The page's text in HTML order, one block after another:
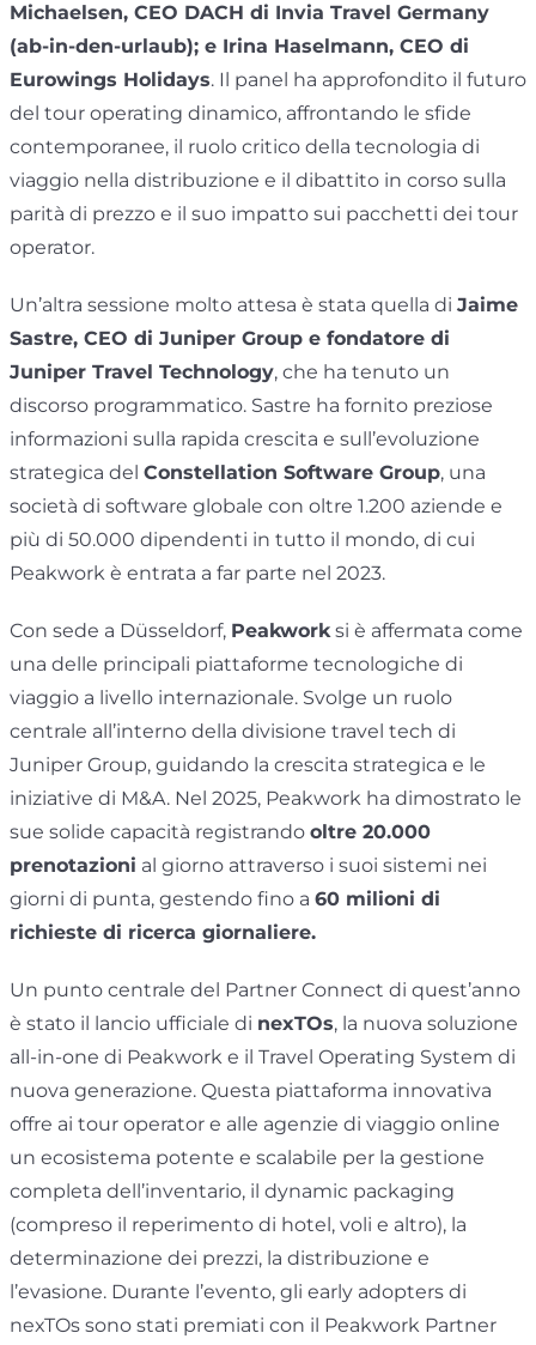
Michaelsen, CEO DACH di Invia Travel Germany
(ab-in-den-urlaub); e Irina Haselmann, CEO di
Eurowings Holidays. Il panel ha approfondito il futuro
del tour operating dinamico, affrontando le sfide
contemporanee, il ruolo critico della tecnologia di
viaggio nella distribuzione e il dibattito in corso sulla
parità di prezzo e il suo impatto sui pacchetti dei tour
operator.
Un’altra sessione molto attesa è stata quella di Jaime
Sastre, CEO di Juniper Group e fondatore di
Juniper Travel Technology, che ha tenuto un
discorso programmatico. Sastre ha fornito preziose
informazioni sulla rapida crescita e sull’evoluzione
strategica del Constellation Software Group, una
società di software globale con oltre 1.200 aziende e
più di 50.000 dipendenti in tutto il mondo, di cui
Peakwork è entrata a far parte nel 2023.
Con sede a Düsseldorf, Peakworksi è affermata come
una delle principali piattaforme tecnologiche di
viaggio a livello internazionale. Svolge un ruolo
centrale all’interno della divisione travel tech di
Juniper Group, guidando la crescita strategica e le
iniziative di M&A. Nel 2025, Peakwork ha dimostrato le
sue solide capacità registrando oltre 20.000
prenotazioni al giorno attraverso i suoi sistemi nei
giorni di punta, gestendo fino a 60 milioni di
richieste di ricerca giornaliere.
Un punto centrale del Partner Connect di quest’anno
è stato il lancio ufficiale di nexTOs, la nuova soluzione
all-in-one di Peakwork e il Travel Operating System di
nuova generazione. Questa piattaforma innovativa
offre ai tour operator e alle agenzie di viaggio online
un ecosistema potente e scalabile per la gestione
completa dell’inventario, il dynamic packaging
(compreso il reperimento di hotel, voli e altro), la
determinazione dei prezzi, la distribuzione e
l’evasione. Durante l’evento, gli early adopters di
nexTOs sono stati premiati con il Peakwork Partner